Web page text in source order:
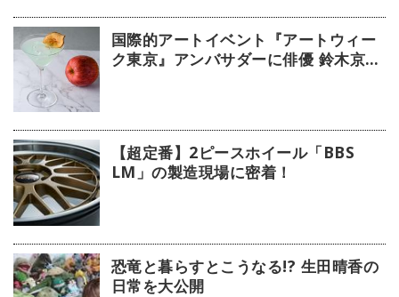
国際的アートイベント『アートウィー
ク東京』アンバサダーに俳優 鈴木京香
【超定番】2ピースホイール「BBS
LM」の製造現場に密着！
恐竜と暮らすとこうなる!? 生田晴香の
日常を大公開